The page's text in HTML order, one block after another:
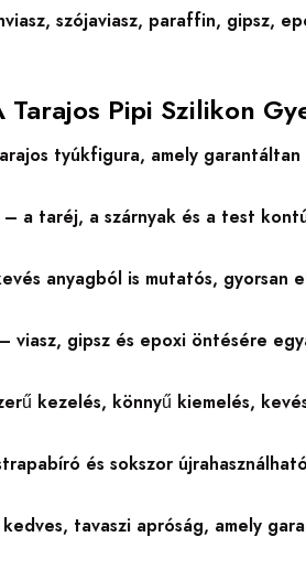
szójaviasz, paraffin, gipsz,
Tarajos Pipi Szilikon
tyúkfigura, amely
– a taréj, a szárnyak és a test
anyagból is mutatós, gyorsan
– viasz, gipsz és epoxi öntésére
kezelés, könnyű kiemelés,
és sokszor
tavaszi apróság, amely